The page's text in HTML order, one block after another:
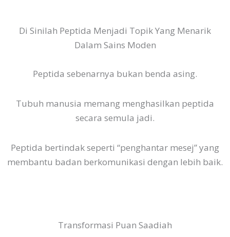
Di Sinilah Peptida Menjadi Topik Yang Menarik
Dalam Sains Moden
Peptida sebenarnya bukan benda asing.
Tubuh manusia memang menghasilkan peptida
secara semula jadi.
Peptida bertindak seperti “penghantar mesej” yang
membantu badan berkomunikasi dengan lebih baik.
Transformasi Puan Saadiah